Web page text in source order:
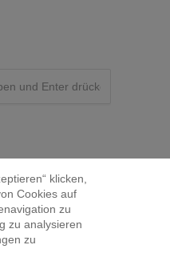
klicken,
Cookies auf
zu
zu analysieren
zu